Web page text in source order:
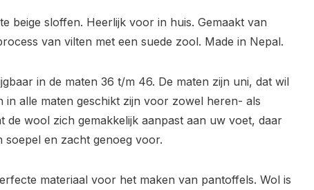
beige sloffen. Heerlijk voor in huis. Gemaakt van
van vilten met een suede zool. Made in Nepal.
in de maten 36 t/m 46. De maten zijn uni, dat wil
in alle maten geschikt zijn voor zowel heren- als
de wool zich gemakkelijk aanpast aan uw voet, daar
soepel en zacht genoeg voor.
materiaal voor het maken van pantoffels. Wol is